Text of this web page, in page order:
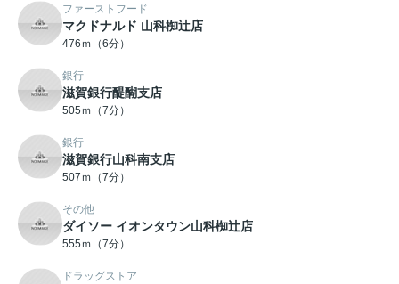
ファーストフード
マクドナルド 山科椥辻店
476ｍ（6分）
銀行
滋賀銀行醍醐支店
505ｍ（7分）
銀行
滋賀銀行山科南支店
507ｍ（7分）
その他
ダイソー イオンタウン山科椥辻店
555ｍ（7分）
ドラッグストア